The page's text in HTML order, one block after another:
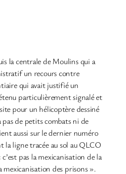
la centrale de Moulins qui a
un recours contre
qui avait justifié un
particulièrement signalé et
pour un hélicoptère dessiné
de petits combats ni de
aussi sur le dernier numéro
ligne tracée au sol au QLCO
pas la mexicanisation de la
mexicanisation des prisons ».